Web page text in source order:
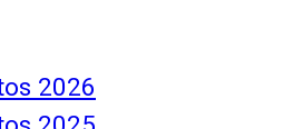
2026